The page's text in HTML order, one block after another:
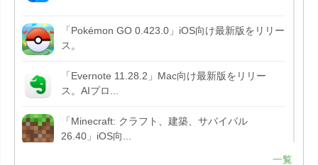
「Pokémon GO 0.423.0」iOS向け最新版をリリー
ス。
「Evernote 11.28.2」Mac向け最新版をリリー
ス。AIプロ...
「Minecraft: クラフト、建築、サバイバル
26.40」iOS向...
一覧